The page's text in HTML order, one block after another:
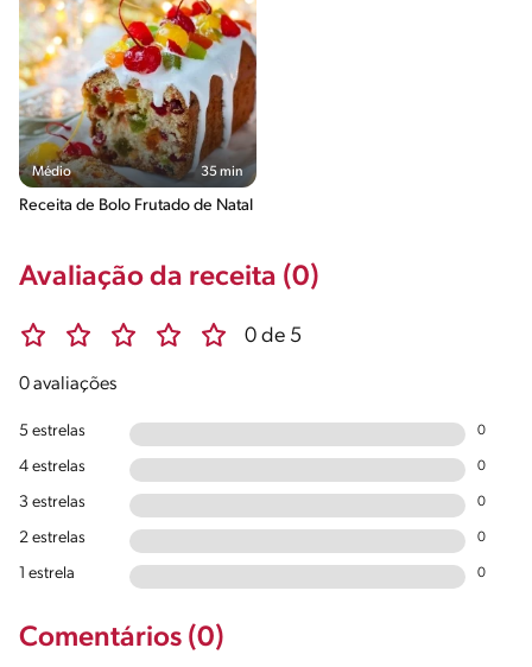
Médio 35 min
Receita de Bolo Frutado de Natal
Avaliação da receita (0)
0 de 5
0 avaliações
5 estrelas 0
4 estrelas 0
3 estrelas 0
2 estrelas 0
1 estrela 0
Comentários (0)